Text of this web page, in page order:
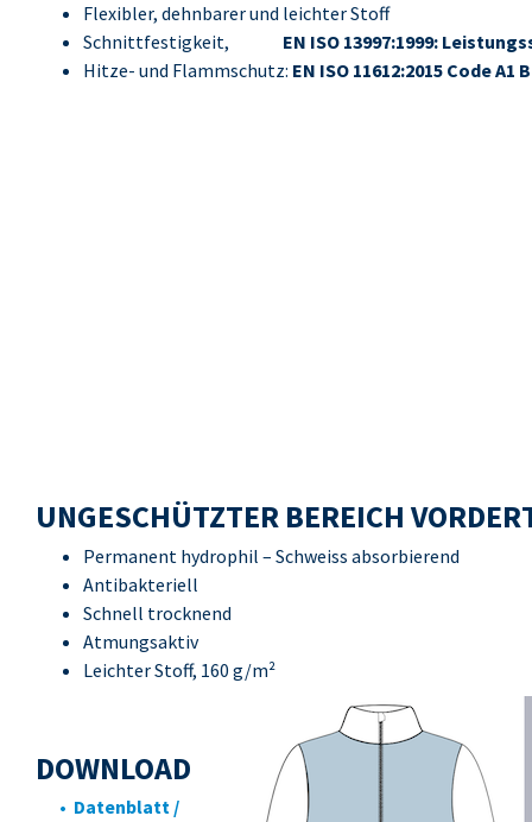
Flexibler, dehnbarer und leichter Stoff
Schnittfestigkeit, EN ISO 13997:1999:
Hitze- und Flammschutz: EN ISO 11612:2015 Code A1
UNGESCHÜTZTER BEREICH
Permanent hydrophil – Schweiss absorbierend
Antibakteriell
Schnell trocknend
Atmungsaktiv
Leichter Stoff, 160 g/m²
DOWNLOAD
• Datenblatt /